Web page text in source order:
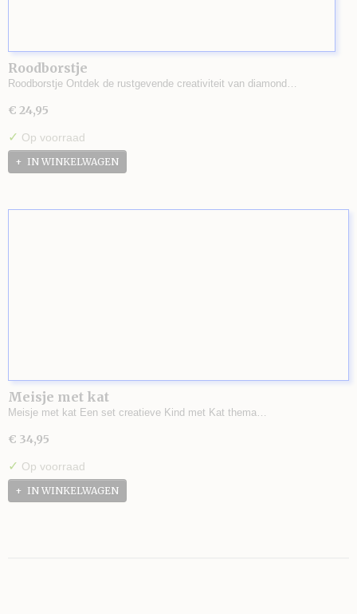
Roodborstje
Roodborstje Ontdek de rustgevende creativiteit van diamond…
€ 24,95
✓ Op voorraad
IN WINKELWAGEN
Meisje met kat
Meisje met kat Een set creatieve Kind met Kat thema…
€ 34,95
✓ Op voorraad
IN WINKELWAGEN